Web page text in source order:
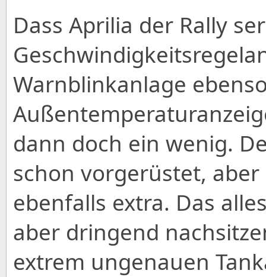
Dass Aprilia der Rally
Warnblinkanlage
dann doch ein wenig.
schon vorgerüstet,
ebenfalls extra. Das
aber dringend
extrem ungenauen